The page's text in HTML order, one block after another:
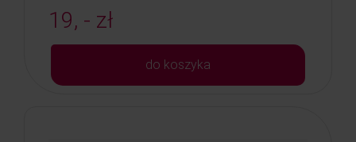
19, - zł
do koszyka